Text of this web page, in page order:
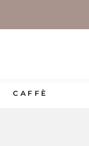
CAFFÈ